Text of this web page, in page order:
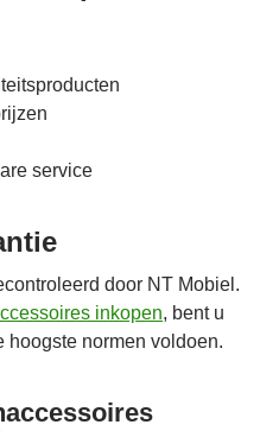
service
door NT Mobiel.
inkopen, bent u
hoogste normen voldoen.